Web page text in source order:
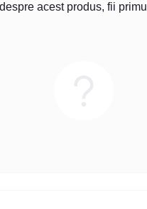
acest produs, fii